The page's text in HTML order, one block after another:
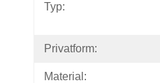
Typ:
Privatform:
Material: